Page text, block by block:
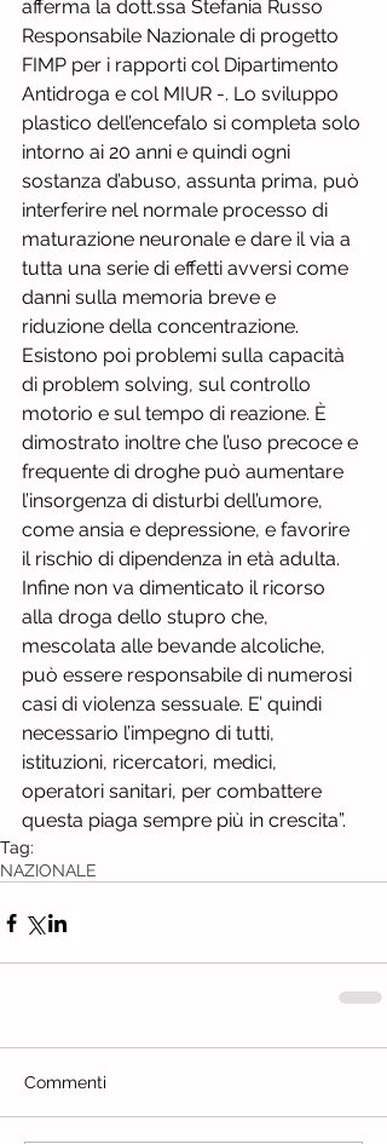
afferma la dott.ssa Stefania Russo
Responsabile Nazionale di progetto
FIMP per i rapporti col Dipartimento
Antidroga e col MIUR -. Lo sviluppo
plastico dell’encefalo si completa solo
intorno ai 20 anni e quindi ogni
sostanza d’abuso, assunta prima, può
interferire nel normale processo di
maturazione neuronale e dare il via a
tutta una serie di effetti avversi come
danni sulla memoria breve e
riduzione della concentrazione.
Esistono poi problemi sulla capacità
di problem solving, sul controllo
motorio e sul tempo di reazione. È
dimostrato inoltre che l’uso precoce e
frequente di droghe può aumentare
l’insorgenza di disturbi dell’umore,
come ansia e depressione, e favorire
il rischio di dipendenza in età adulta.
Infine non va dimenticato il ricorso
alla droga dello stupro che,
mescolata alle bevande alcoliche,
può essere responsabile di numerosi
casi di violenza sessuale. E’ quindi
necessario l’impegno di tutti,
istituzioni, ricercatori, medici,
operatori sanitari, per combattere
questa piaga sempre più in crescita”.
Tag:
NAZIONALE
Commenti